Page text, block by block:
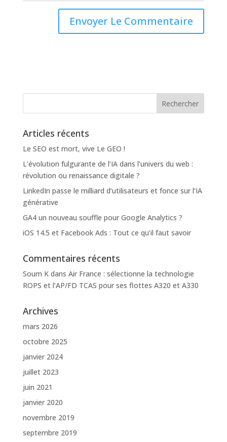
Articles récents
Le SEO est mort, vive Le GEO !
L’évolution fulgurante de l’IA dans l’univers du web :
révolution ou renaissance digitale ?
LinkedIn passe le milliard d’utilisateurs et fonce sur l’IA
générative
GA4 un nouveau souffle pour Google Analytics ?
iOS 14.5 et Facebook Ads : Tout ce qu’il faut savoir
Commentaires récents
Soum Kdans Air France : sélectionne la technologie
ROPS et l’AP/FD TCAS pour ses flottes A320 et A330
Archives
mars 2026
octobre 2025
janvier 2024
juillet 2023
juin 2021
janvier 2020
novembre 2019
septembre 2019